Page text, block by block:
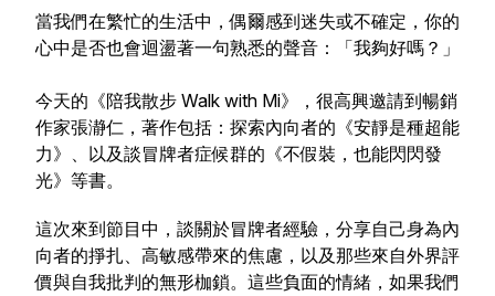
當我們在繁忙的生活中，偶爾感到迷失或不確定，你的
心中是否也會迴盪著一句熟悉的聲音：「我夠好嗎？」
今天的《陪我散步 Walk with Mi》，很高興邀請到暢銷
作家張瀞仁，著作包括：探索內向者的《安靜是種超能
力》、以及談冒牌者症候群的《不假裝，也能閃閃發
光》等書。
這次來到節目中，談關於冒牌者經驗，分享自己身為內
向者的掙扎、高敏感帶來的焦慮，以及那些來自外界評
價與自我批判的無形枷鎖。這些負面的情緒，如果我們